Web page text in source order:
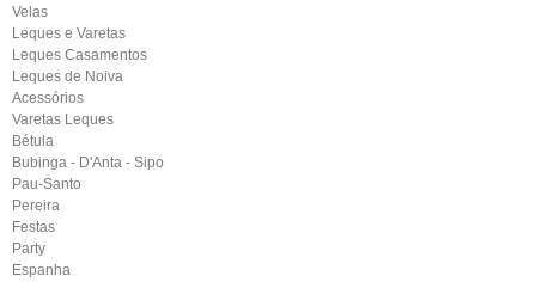
Velas
Leques e Varetas
Leques Casamentos
Leques de Noiva
Acessórios
Varetas Leques
Bétula
Bubinga - D'Anta - Sipo
Pau-Santo
Pereira
Festas
Party
Espanha